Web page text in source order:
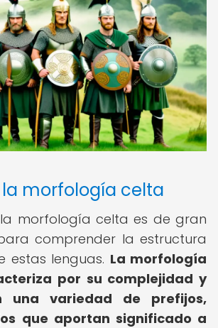
la morfología celta
morfología celta es de gran
comprender la estructura
estas lenguas. La morfología
por su complejidad y
una variedad de prefijos,
que aportan significado a